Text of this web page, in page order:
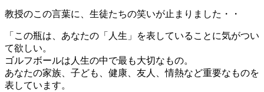
教授のこの言葉に、生徒たちの笑いが止まりました・・
「この瓶は、あなたの「人生」を表していることに気がつい
て欲しい。
ゴルフボールは人生の中で最も大切なもの。
あなたの家族、子ども、健康、友人、情熱など重要なものを
表しています。